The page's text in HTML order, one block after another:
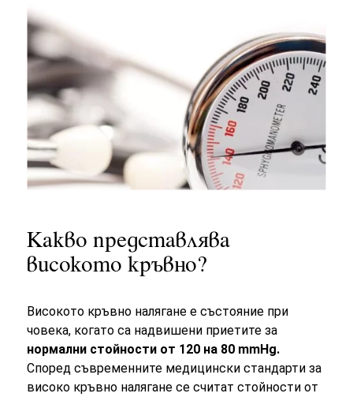
Какво представлява
високото кръвно?
Високото кръвно налягане е състояние при
човека, когато са надвишени приетите за
нормални стойности от 120 на 80 mmHg.
Според съвременните медицински стандарти за
високо кръвно налягане се считат стойности от